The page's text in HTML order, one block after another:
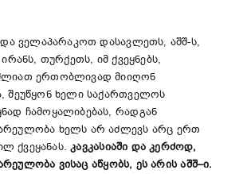
ველაპარაკოთ დასავლეთს, აშშ-ს,
თურქეთს, იმ ქვეყნებს,
ერთობლივად მიიღონ
შეუწყონ ხელი საქართველოს
ჩამოყალიბებას, რადგან
ხელს არ აძლევს არც ერთ
ქვეყანას.კავკასიაში და კერძოდ,
ვისაც აწყობს, ეს არის აშშ–ი.